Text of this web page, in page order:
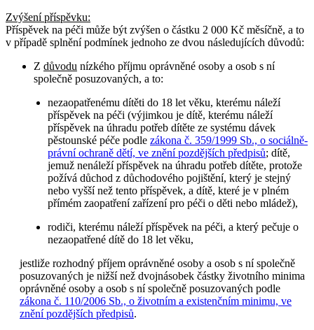
Zvýšení příspěvku:
Příspěvek na péči může být zvýšen o částku 2 000 Kč měsíčně, a to
v případě splnění podmínek jednoho ze dvou následujících důvodů:
Z důvodu nízkého příjmu oprávněné osoby a osob s ní
společně posuzovaných, a to:
nezaopatřenému dítěti do 18 let věku, kterému náleží
příspěvek na péči (výjimkou je dítě, kterému náleží
příspěvek na úhradu potřeb dítěte ze systému dávek
pěstounské péče podlezákona č. 359/1999 Sb., o sociálně-
právní ochraně dětí, ve znění pozdějších předpisů; dítě,
jemuž nenáleží příspěvek na úhradu potřeb dítěte, protože
požívá důchod z důchodového pojištění, který je stejný
nebo vyšší než tento příspěvek, a dítě, které je v plném
přímém zaopatření zařízení pro péči o děti nebo mládež),
rodiči, kterému náleží příspěvek na péči, a který pečuje o
nezaopatřené dítě do 18 let věku,
jestliže rozhodný příjem oprávněné osoby a osob s ní společně
posuzovaných je nižší než dvojnásobek částky životního minima
oprávněné osoby a osob s ní společně posuzovaných podle
zákona č. 110/2006 Sb., o životním a existenčním minimu, ve
znění pozdějších předpisů.